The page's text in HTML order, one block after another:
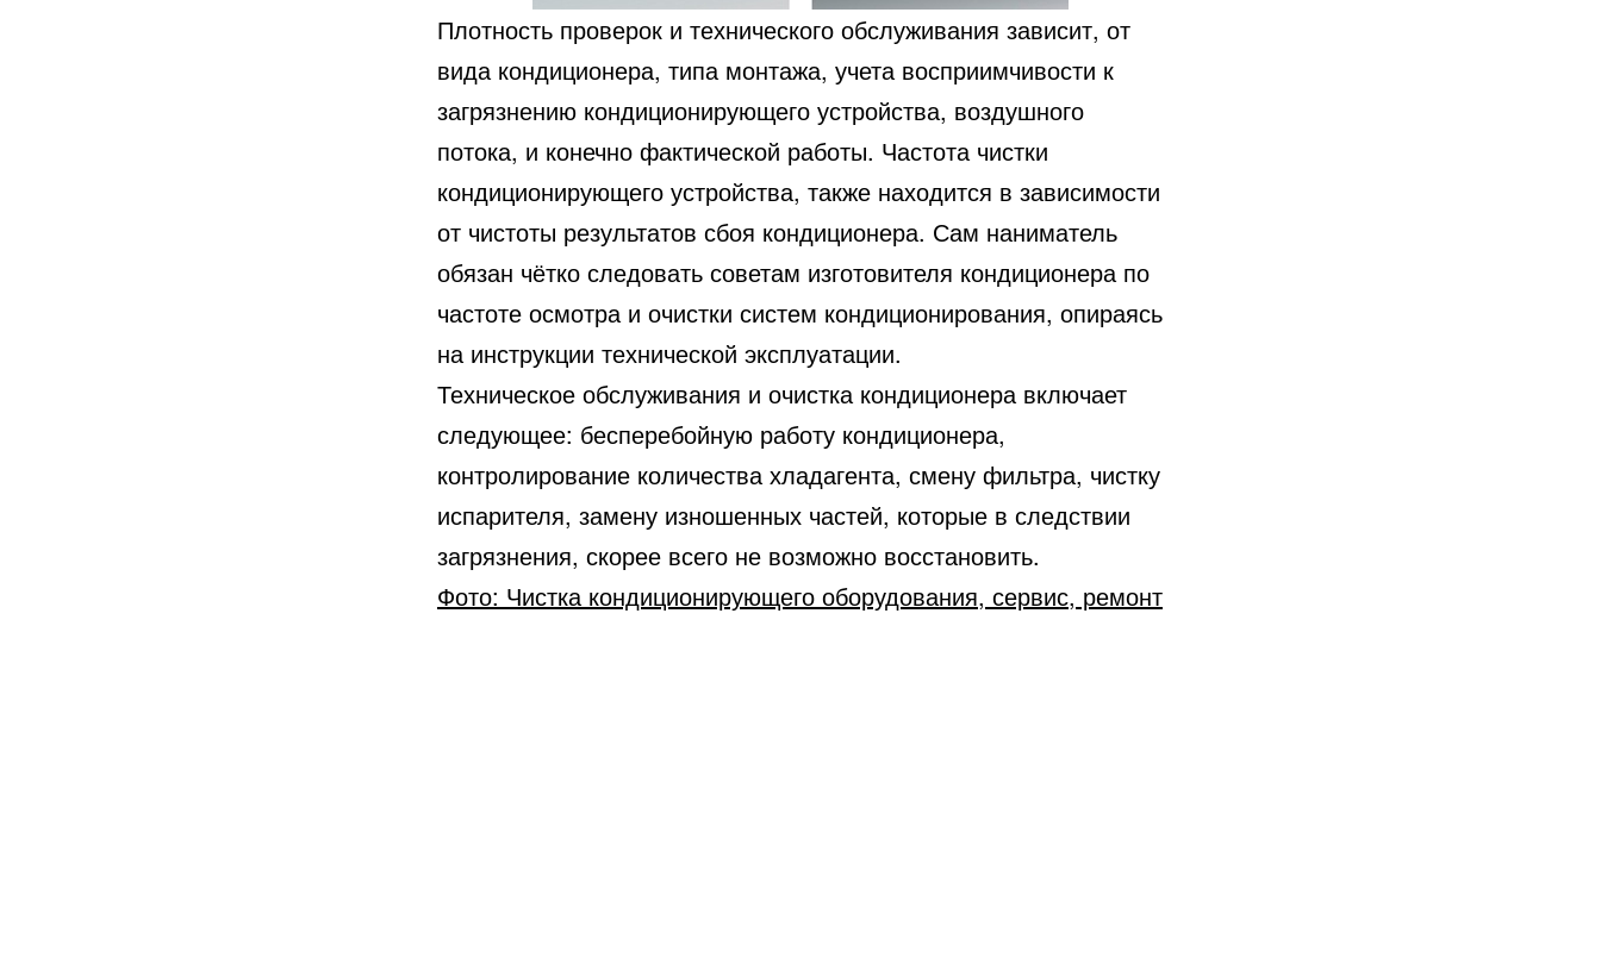
Плотность проверок и технического обслуживания зависит, от
вида кондиционера, типа монтажа, учета восприимчивости к
загрязнению кондиционирующего устройства, воздушного
потока, и конечно фактической работы. Частота чистки
кондиционирующего устройства, также находится в зависимости
от чистоты результатов сбоя кондиционера. Сам наниматель
обязан чётко следовать советам изготовителя кондиционера по
частоте осмотра и очистки систем кондиционирования, опираясь
на инструкции технической эксплуатации.
Техническое обслуживания и очистка кондиционера включает
следующее: бесперебойную работу кондиционера,
контролирование количества хладагента, смену фильтра, чистку
испарителя, замену изношенных частей, которые в следствии
загрязнения, скорее всего не возможно восстановить.
Фото: Чистка кондиционирующего оборудования, сервис, ремонт